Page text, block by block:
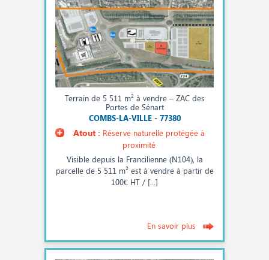
Terrain de 5 511 m² à vendre – ZAC des
Portes de Sénart
COMBS-LA-VILLE - 77380
Atout : Réserve naturelle protégée à
proximité
Visible depuis la Francilienne (N104), la
parcelle de 5 511 m² est à vendre à partir de
100€ HT / [...]
En savoir plus